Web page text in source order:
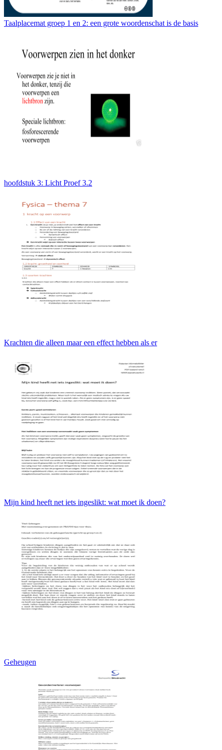
Taalplacemat groep 1 en 2: een grote woordenschat is de basis
hoofdstuk 3: Licht Proef 3.2
Krachten die alleen maar een effect hebben als er
Mijn kind heeft net iets ingeslikt: wat moet ik doen?
Geheugen